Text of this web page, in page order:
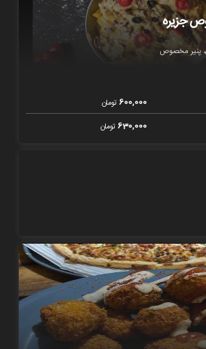
جزیره
پنیر مخصوص
600,000تومان
630,000تومان